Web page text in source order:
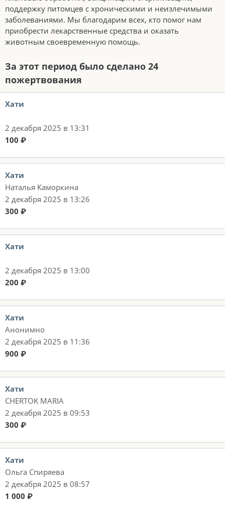
поддержку питомцев с хроническими и неизлечимыми
заболеваниями. Мы благодарим всех, кто помог нам
приобрести лекарственные средства и оказать
животным своевременную помощь.
За этот период было сделано 24
пожертвования
Хати
2 декабря 2025 в 13:31
100 ₽
Хати
Наталья Каморкина
2 декабря 2025 в 13:26
300 ₽
Хати
2 декабря 2025 в 13:00
200 ₽
Хати
Анонимно
2 декабря 2025 в 11:36
900 ₽
Хати
CHERTOK MARIA
2 декабря 2025 в 09:53
300 ₽
Хати
Ольга Спиряева
2 декабря 2025 в 08:57
1 000 ₽